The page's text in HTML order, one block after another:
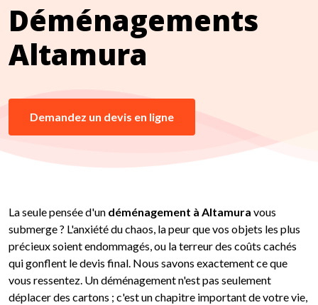
Déménagements
Altamura
Demandez un devis en ligne
La seule pensée d'un déménagement à Altamura vous
submerge ? L'anxiété du chaos, la peur que vos objets les plus
précieux soient endommagés, ou la terreur des coûts cachés
qui gonflent le devis final. Nous savons exactement ce que
vous ressentez. Un déménagement n'est pas seulement
déplacer des cartons ; c'est un chapitre important de votre vie,